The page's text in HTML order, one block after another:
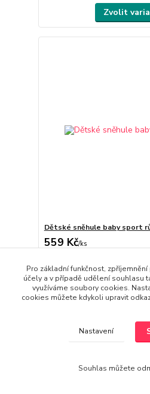
Zvolit
Dětské sněhule baby sport
559 Kč/ks
Zvolit
Pro základní funkčnost,
účely a v případě udělení souhlasu
využíváme soubory cookies.
cookies můžete kdykoli upravit
Nastavení
Souhlas můžete